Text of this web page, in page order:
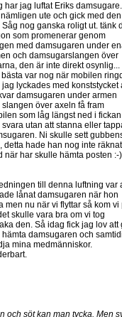
har jag luftat Eriks damsugare.
ute och gick med
Såg nog ganska roligt ut. tänk
som promenerar genom
med damsugaren under
och damsugarslangen över
den är inte direkt osynlig...
bästa var nog när mobilen
jag lyckades med konststycket
damsugaren under armen
slangen över axeln få fram
som låg längst ned i fickan
svara utan att stanna eller
Ni skulle sett
detta hade han nog inte räknat
när har skulle hämta posten :-)
till denna luftning var
lånat damsugaren när hon
men nu när vi flyttar så kom vi
skulle vara bra om vi tog
den. Så idag fick jag lov att
hämta damsugaren och
mina medmänniskor.
och söt kan man tycka. Men